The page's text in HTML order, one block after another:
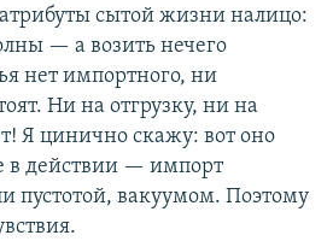
сытой жизни налицо:
— а возить нечего
нет импортного, ни
Ни на отгрузку, ни на
Я цинично скажу: вот оно
в действии — импорт
пустотой, вакуумом. Поэтому